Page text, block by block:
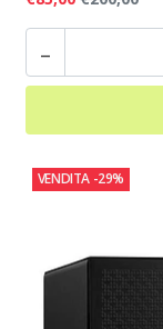
-
VENDITA -29%